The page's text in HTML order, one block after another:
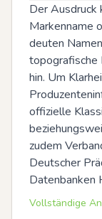
Der Ausdruck
Markenname
deuten
topografische
hin. Um
offizielle
zudem
Deutscher
Datenbanken
Vollständige